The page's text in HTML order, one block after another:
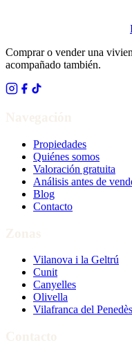
Comprar o vender una
acompañado también.
Propiedades
Quiénes somos
Valoración gratuita
Análisis antes de
Blog
Contacto
Vilanova i la Geltrú
Cunit
Canyelles
Olivella
Vilafranca del Penedès